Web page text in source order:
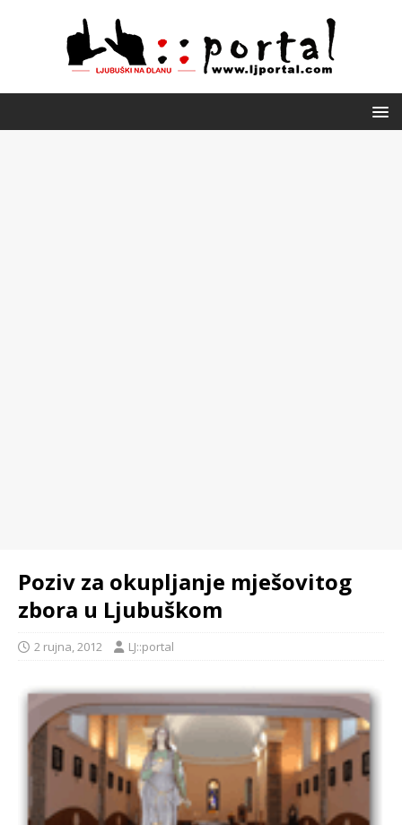
Poziv za okupljanje mješovitog
zbora u Ljubuškom
2 rujna, 2012 LJ::portal